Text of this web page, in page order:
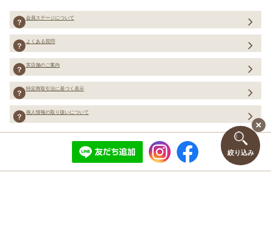
絞り込み
会員ステージについて
よくある質問
実店舗のご案内
特定商取引法に基づく表示
個人情報の取り扱いについて